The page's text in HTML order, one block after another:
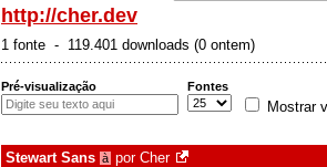
http://cher.dev
1 fonte - 119.401 downloads (0 ontem)
Pré-visualização Fontes
Mostrar
Stewart Sans à por Cher